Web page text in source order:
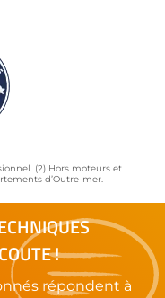
(2) Hors moteurs et
d’Outre-mer.
!
répondent à